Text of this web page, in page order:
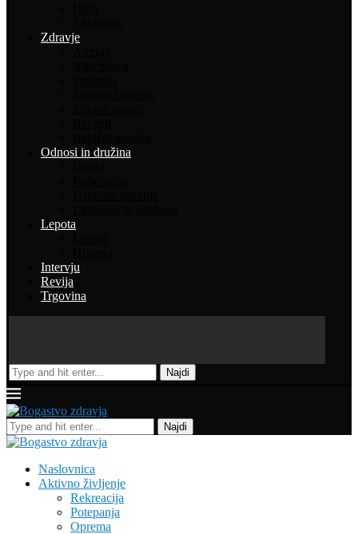
Zdravje
Odnosi in družina
Lepota
Intervju
Revija
Trgovina
Najdi
Najdi
Naslovnica
Aktivno življenje
Rekreacija
Potepanja
Oprema